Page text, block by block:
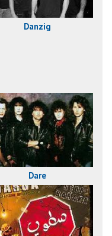
Danzig
Dare